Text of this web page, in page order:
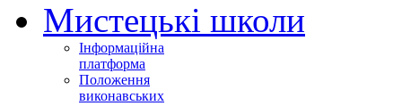
Мистецькі школи
Інформаційна
платформа
Положення
виконавських